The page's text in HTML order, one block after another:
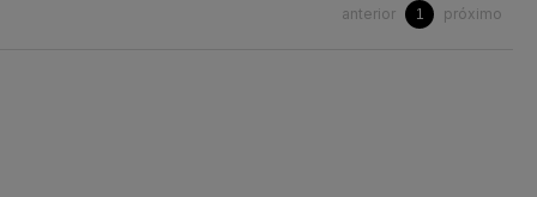
anterior 1 próximo